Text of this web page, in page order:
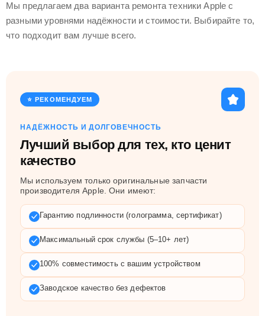
Мы предлагаем два варианта ремонта техники Apple с
разными уровнями надёжности и стоимости. Выбирайте то,
что подходит вам лучше всего.
⭐ РЕКОМЕНДУЕМ
НАДЁЖНОСТЬ И ДОЛГОВЕЧНОСТЬ
Лучший выбор для тех, кто ценит
качество
Мы используем только оригинальные запчасти
производителя Apple. Они имеют:
Гарантию подлинности (голограмма, сертификат)
Максимальный срок службы (5–10+ лет)
100% совместимость с вашим устройством
Заводское качество без дефектов